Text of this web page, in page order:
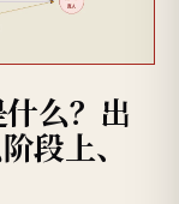
么？出
段上、